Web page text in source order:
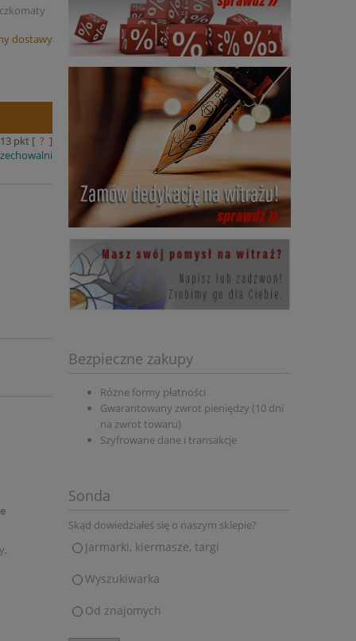
dostawy
13pkt [ ? ]
Bezpieczne zakupy
Różne formy płatności
Gwarantowany zwrot pieniędzy (10 dni
na zwrot towaru)
Szyfrowane dane i transakcje
Sonda
Skąd dowiedziałeś się o naszym sklepie?
Jarmarki, kiermasze, targi
Wyszukiwarka
Od znajomych